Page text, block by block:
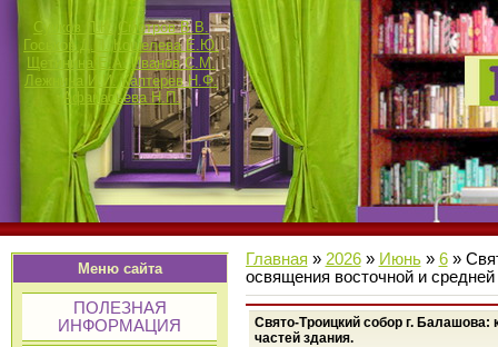
Сучков П.К. Смотров В.В.
Госьков Д.П. Кошелева Е.Ю.
Щетинина Е.А. Иванов С.М.
Лежнина И.И. Каптерев Н.Ф.
Афанасьева Н.П.
Меню сайта
ПОЛЕЗНАЯ
ИНФОРМАЦИЯ
Главная » 2026 » Июнь » 6»
освящения восточной и средней
Свято-Троицкий собор г. Балашова:
частей здания.